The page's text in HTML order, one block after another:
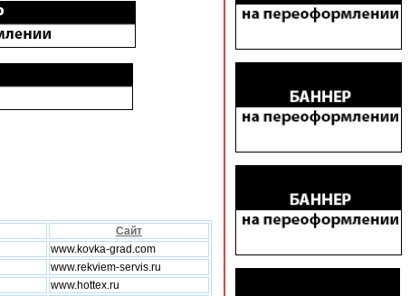
Сайт
www.kovka-grad.com
www.rekviem-servis.ru
www.hottex.ru